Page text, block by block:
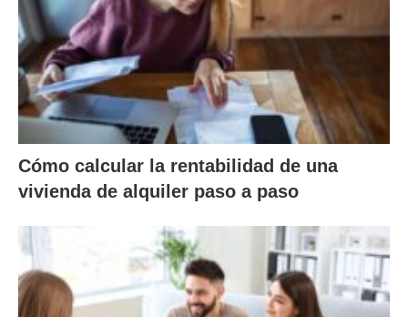
Cómo calcular la rentabilidad de una
vivienda de alquiler paso a paso